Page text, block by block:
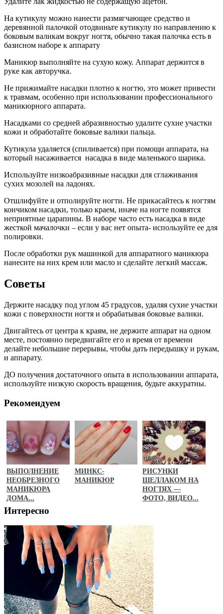
На кутикулу можно нанести размягчающее средство и
деревянной палочкой отодвиньте кутикулу по направлению к
боковым валикам вокруг ногтя, обычно такая палочка есть в
базисном наборе к аппарату
Маникюр выполняйте на сухую кожу. Аппарат держится в
руке как авторучка.
Не прижимайте насадки плотно к ногтю, это может привести
к травмам, особенно при использовании профессионального
маникюрного аппарата.
Насадками со средней абразивностью удалите сухие участки
кожи и обработайте боковые валики пальца.
Кутикула удаляется (спиливается) при помощи аппарата, на
который насаживается насадка в виде маленького шарика.
Используйте низкоабразивные насадки для сглаживания
сухих мозолей на ладонях.
Отшлифуйте и отполируйте ногти. Не прикасайтесь к ногтям
кончиком насадки, только краем, иначе на ногте появятся
неприятные царапины. В наборе часто есть насадка в виде
жесткой мачалочки – если у вас нет опыта- используйте ее для
полировки.
После обработки рук машинкой для аппаратного маникюра
нанесите на них крем или масло и сделайте легкий массаж.
Советы
Держите насадку под углом 45 градусов, удаляя сухие участки
кожи с поверхности ногтя и обрабатывая боковые валики.
Двигайтесь от центра к краям, не держите аппарат на одном
месте, постоянно передвигайте его и время от времени
делайте небольшие перерывы, чтобы дать передышку и рукам,
и аппарату.
ДО получения достаточного опыта в использовании аппарата,
используйте низкую скорость вращения, будьте аккуратны.
Рекомендуем
ВЫПОЛНЕНИЕ
НЕОБРЕЗНОГО
МАНИКЮРА
ДОМА...
МИНКС-
МАНИКЮР
РИСУНКИ
ШЕЛЛАКОМ НА
НОГТЯХ —
ФОТО, ВИДЕО...
Интересно